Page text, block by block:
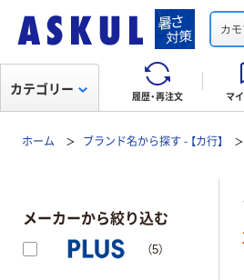
カモ
履歴・再注文 マ
カテゴリー
ホーム ブランド名から探す - 【カ行】
メーカーから絞り込む
（5）